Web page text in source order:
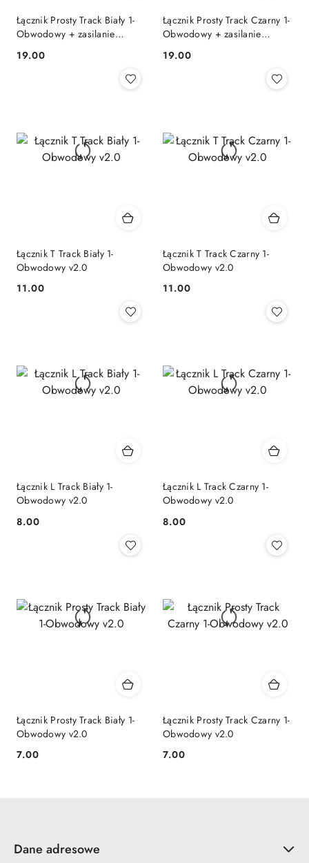
Łącznik Prosty Track Biały 1-
Obwodowy + zasilanie
Cena:
19.00
Łącznik Prosty Track Czarny 1-
Obwodowy + zasilanie
Cena:
19.00
Łącznik T Track Biały 1-
Obwodowy v2.0
Cena:
11.00
Łącznik T Track Czarny 1-
Obwodowy v2.0
Cena:
11.00
Łącznik L Track Biały 1-
Obwodowy v2.0
Cena:
8.00
Łącznik L Track Czarny 1-
Obwodowy v2.0
Cena:
8.00
Łącznik Prosty Track Biały 1-
Obwodowy v2.0
Cena:
7.00
Łącznik Prosty Track Czarny 1-
Obwodowy v2.0
Cena:
7.00
Dane adresowe